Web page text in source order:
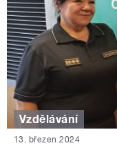
Vzdělávání
13. březen 2024